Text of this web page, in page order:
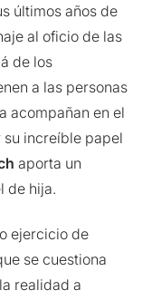
últimos años de
al oficio de las
de los
a las personas
acompañan en el
increíble papel
aporta un
de hija.
ejercicio de
se cuestiona
realidad a